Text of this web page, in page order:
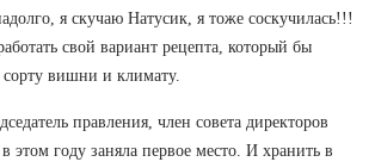
я скучаю Натусик, я тоже соскучилась!!!
свой вариант рецепта, который бы
вишни и климату.
правления, член совета директоров
этом году заняла первое место. И хранить в